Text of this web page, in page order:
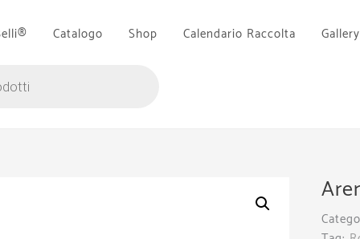
Catalogo Shop Calendario Raccolta Gallery